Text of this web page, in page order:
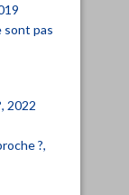
sont pas
2022
?,